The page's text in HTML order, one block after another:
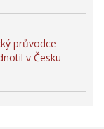
průvodce
v Česku